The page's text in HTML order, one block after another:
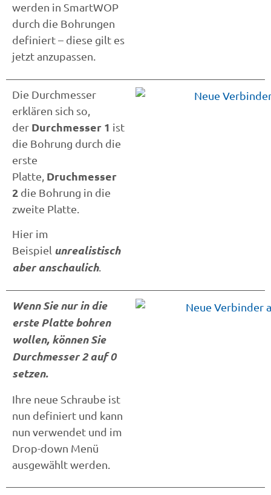
werden in SmartWOP
durch die Bohrungen
definiert – diese gilt es
jetzt anzupassen.
Die Durchmesser
erklären sich so,
der Durchmesser 1 ist
die Bohrung durch die
erste
Platte, Druchmesser
2 die Bohrung in die
zweite Platte.
Hier im
Beispiel unrealistisch
aber anschaulich.
Wenn Sie nur in die
erste Platte bohren
wollen, können Sie
Durchmesser 2 auf 0
setzen.
Ihre neue Schraube ist
nun definiert und kann
nun verwendet und im
Drop-down Menü
ausgewählt werden.